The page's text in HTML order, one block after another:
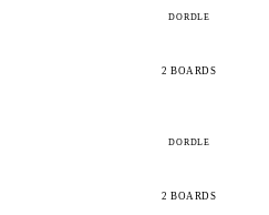
DORDLE
2 BOARDS
DORDLE
2 BOARDS